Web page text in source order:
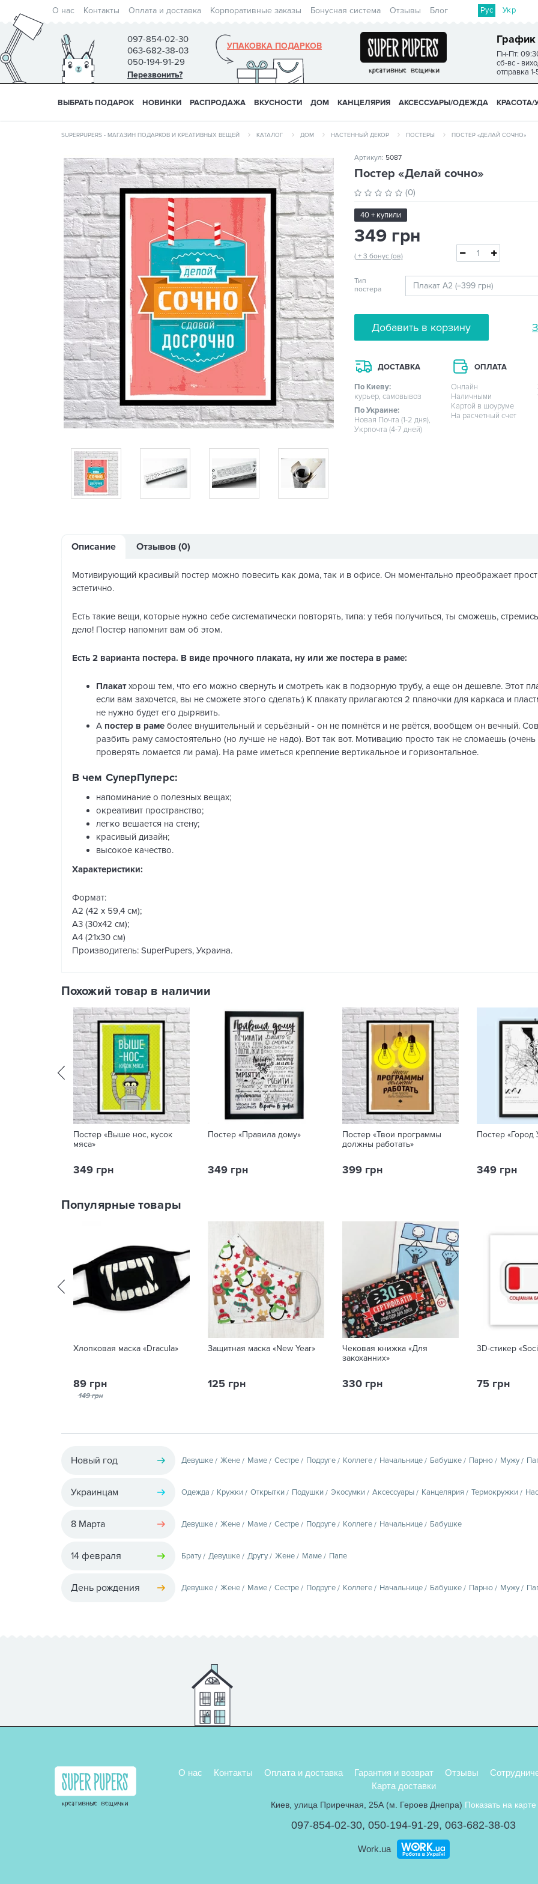
О нас Контакты Оплата и доставка Корпоративные заказы Бонусная система Отзывы Блог Рус Укр
097-854-02-30
063-682-38-03
050-194-91-29
Перезвонить?
Пн-Пт:
сб-вс -
отправка
УПАКОВКА ПОДАРКОВ
ВЫБРАТЬ ПОДАРОК НОВИНКИ РАСПРОДАЖА ВКУСНОСТИ ДОМ КАНЦЕЛЯРИЯ АКСЕССУАРЫ/ОДЕЖДА КРАСОТА/
SUPERPUPERS - МАГАЗИН ПОДАРКОВ И КРЕАТИВНЫХ ВЕЩЕЙ КАТАЛОГ ДОМ НАСТЕННЫЙ ДЕКОР ПОСТЕРЫ ПОСТЕР «ДЕЛАЙ СОЧНО»
Артикул: 5087
Постер «Делай сочно»
(0)
40 + купили
349 грн
( + 3 бонус (ов)
Тип
постера
Добавить в корзину
ДОСТАВКА
По Киеву:
курьер, самовывоз
По Украине:
Новая Почта (1-2 дня),
Укрпочта (4-7 дней)
ОПЛАТА
Онлайн
Наличными
Картой в шоуруме
На расчетный счет
Описание Отзывов (0)
Мотивирующий красивый постер можно повесить как дома, так и в офисе. Он моментально преображает
эстетично.
Есть такие вещи, которые нужно себе систематически повторять, типа: у тебя получиться, ты сможешь,
дело! Постер напомнит вам об этом.
Есть 2 варианта постера. В виде прочного плаката, ну или же постера в раме:
Плакатхорош тем, что его можно свернуть и смотреть как в подзорную трубу, а еще он дешевле. Этот
если вам захочется, вы не сможете этого сделать:) К плакату прилагаются 2 планочки для каркаса и
не нужно будет его дырявить.
А постер в раме более внушительный и серьёзный - он не помнётся и не рвётся, вообщем он вечный.
разбить раму самостоятельно (но лучше не надо). Вот так вот. Мотивацию просто так не сломаешь
проверять ломается ли рама). На раме иметься крепление вертикальное и горизонтальное.
В чем СуперПуперс:
напоминание о полезных вещах;
окреативит пространство;
легко вешается на стену;
красивый дизайн;
высокое качество.
Характеристики:
Формат:
А2 (42 x 59,4 см);
А3 (30х42 см);
А4 (21х30 см)
Производитель: SuperPupers, Украина.
Похожий товар в наличии
Постер «Выше нос, кусок
мяса»
349 грн
Постер «Правила дому»
349 грн
Постер «Твои программы
должны работать»
399 грн
Постер «Город
349 грн
Популярные товары
Хлопковая маска «Dracula»
89 грн
149 грн
Защитная маска «New Year»
125 грн
Чековая книжка «Для
закоханних»
330 грн
3D-стикер
75 грн
Новый год Девушке Жене Маме Сестре Подруге Коллеге Начальнице Бабушке Парню Мужу
Украинцам Одежда Кружки Открытки Подушки Экосумки Аксессуары Канцелярия Термокружки
8 Марта Девушке Жене Маме Сестре Подруге Коллеге Начальнице Бабушке
14 февраля Брату Девушке Другу Жене Маме Папе
День рождения Девушке Жене Маме Сестре Подруге Коллеге Начальнице Бабушке Парню Мужу
О нас Контакты Оплата и доставка Гарантия и возврат Отзывы
Карта доставки
Киев, улица Приречная, 25А (м. Героев Днепра) Показать на карте
097-854-02-30, 050-194-91-29, 063-682-38-03
Work.ua